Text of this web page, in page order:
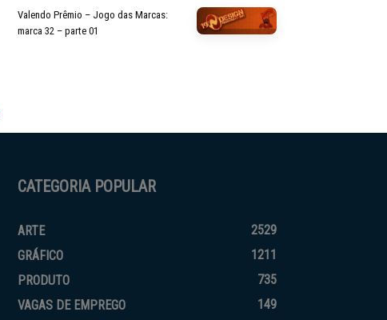
Valendo Prêmio – Jogo das Marcas:
marca 32 – parte 01
CATEGORIA POPULAR
ARTE
2529
GRÁFICO
1211
PRODUTO
735
VAGAS DE EMPREGO
149